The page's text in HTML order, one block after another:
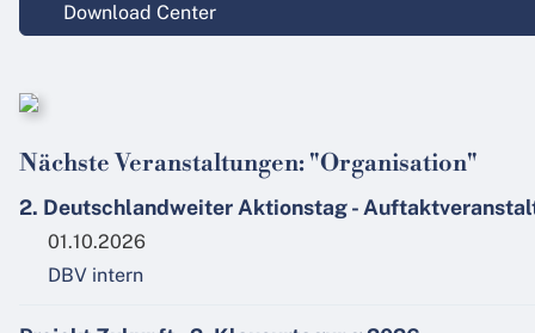
Download Center
Nächste Veranstaltungen: "Organisation"
2. Deutschlandweiter Aktionstag -
01.10.2026
DBV intern